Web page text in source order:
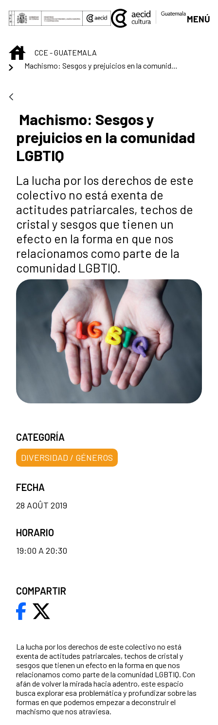
Saut au contenu principal
MENÚ
INICIOCCE - GUATEMALA
Machismo: Sesgos y
prejuicios en la comunidad
LGBTIQ
La lucha por los derechos de este
colectivo no está exenta de
actitudes patriarcales, techos de
cristal y sesgos que tienen un
efecto en la forma en que nos
relacionamos como parte de la
comunidad LGBTIQ.
La lucha por los derechos de este colectivo no está
exenta de actitudes patriarcales, techos de cristal y
sesgos que tienen un efecto en la forma en que nos
relacionamos como parte de la comunidad LGBTIQ. Con
afán de volver la mirada hacia adentro, este espacio
busca explorar esa problemática y profundizar sobre las
formas en que podemos empezar a deconstruir el
machismo que nos atraviesa.
CATEGORÍA
DIVERSIDAD / GÉNEROS
FECHA
28 AOÛT 2019
HORARIO
19:00 A 20:30
COMPARTIR